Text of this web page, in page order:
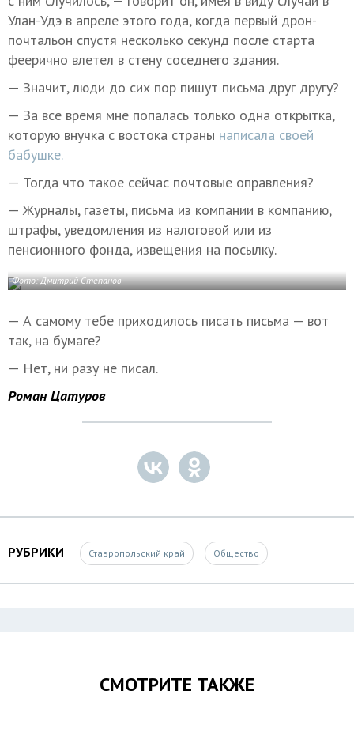
Улан-Удэ в апреле этого года, когда первый дрон-
почтальон спустя несколько секунд после старта
феерично влетел в стену соседнего здания.
— Значит, люди до сих пор пишут письма друг другу?
— За все время мне попалась только одна открытка,
которую внучка с востока страны написала своей
бабушке.
— Тогда что такое сейчас почтовые оправления?
— Журналы, газеты, письма из компании в компанию,
штрафы, уведомления из налоговой или из
пенсионного фонда, извещения на посылку.
Фото: Дмитрий Степанов
— А самому тебе приходилось писать письма — вот
так, на бумаге?
— Нет, ни разу не писал.
Роман Цатуров
РУБРИКИ Ставропольский край Общество
СМОТРИТЕ ТАКЖЕ